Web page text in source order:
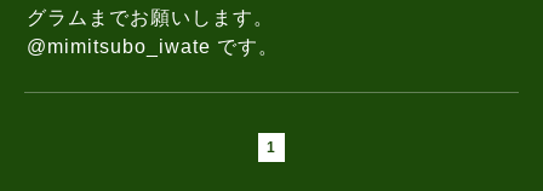
グラムまでお願いします。
@mimitsubo_iwate です。
1